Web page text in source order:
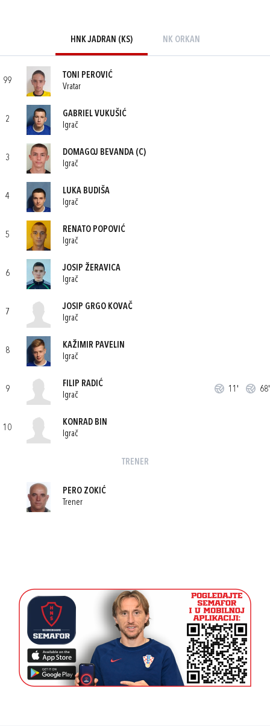
HNK JADRAN (KS) NK ORKAN
99
TONI PEROVIĆ
Vratar
2
GABRIEL VUKUŠIĆ
Igrač
3
DOMAGOJ BEVANDA (C)
Igrač
4
LUKA BUDIŠA
Igrač
5
RENATO POPOVIĆ
Igrač
6
JOSIP ŽERAVICA
Igrač
7
JOSIP GRGO KOVAČ
Igrač
8
KAŽIMIR PAVELIN
Igrač
9
FILIP RADIĆ
Igrač
11' 68'
10
KONRAD BIN
Igrač
TRENER
PERO ZOKIĆ
Trener